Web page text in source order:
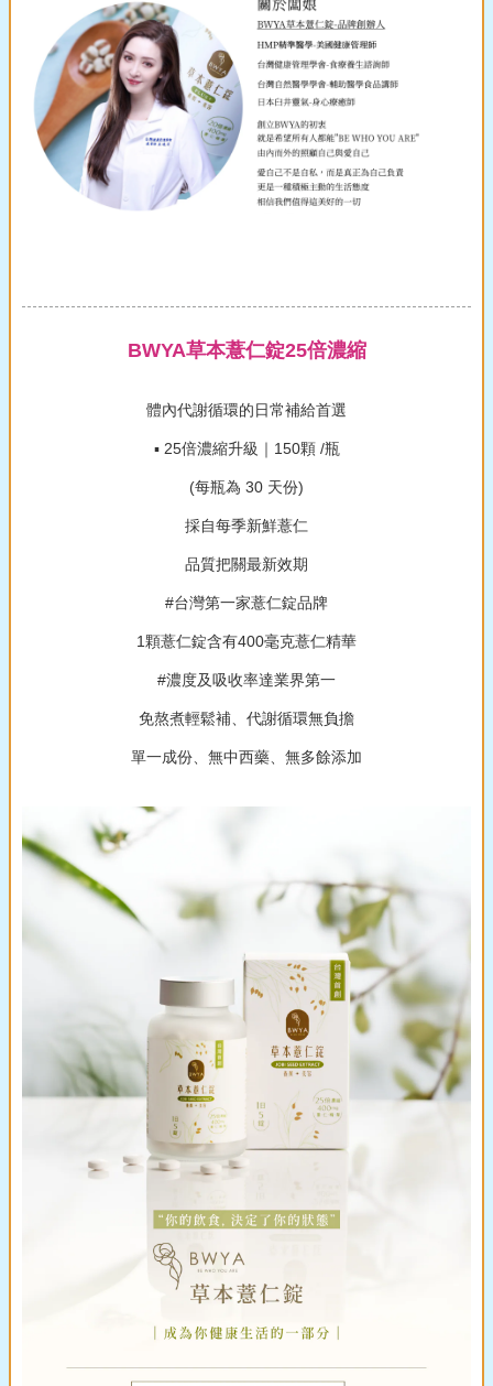
BWYA草本薏仁錠25倍濃縮
體內代謝循環的日常補給首選
▪ 25倍濃縮升級｜150顆 /瓶
(每瓶為 30 天份)
採自每季新鮮薏仁
品質把關最新效期
#台灣第一家薏仁錠品牌
1顆薏仁錠含有400毫克薏仁精華
#濃度及吸收率達業界第一
免熬煮輕鬆補、代謝循環無負擔
單一成份、無中西藥、無多餘添加